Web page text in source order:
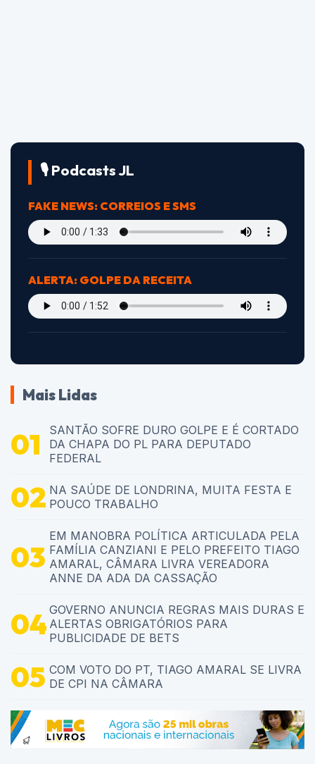
🎙️ Podcasts JL
FAKE NEWS: CORREIOS E SMS
ALERTA: GOLPE DA RECEITA
Mais Lidas
SANTÃO SOFRE DURO GOLPE E É CORTADO
DA CHAPA DO PL PARA DEPUTADO
FEDERAL
NA SAÚDE DE LONDRINA, MUITA FESTA E
POUCO TRABALHO
EM MANOBRA POLÍTICA ARTICULADA PELA
FAMÍLIA CANZIANI E PELO PREFEITO TIAGO
AMARAL, CÂMARA LIVRA VEREADORA
ANNE DA ADA DA CASSAÇÃO
GOVERNO ANUNCIA REGRAS MAIS DURAS E
ALERTAS OBRIGATÓRIOS PARA
PUBLICIDADE DE BETS
COM VOTO DO PT, TIAGO AMARAL SE LIVRA
DE CPI NA CÂMARA